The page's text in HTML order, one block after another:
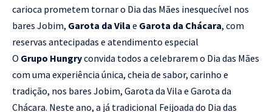
carioca prometem tornar o Dia das Mães inesquecível nos
bares Jobim, Garota da Vila e Garota da Chácara, com
reservas antecipadas e atendimento especial
O Grupo Hungryconvida todos a celebrarem o Dia das Mães
com uma experiência única, cheia de sabor, carinho e
tradição, nos bares Jobim, Garota da Vila e Garota da
Chácara. Neste ano, a já tradicional Feijoada do Dia das